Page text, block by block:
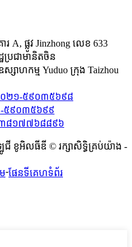
A, ផ្លូវ Jinzhong លេខ 633
រជាមានិតចិន
សាហកម្ម Yuduo ក្រុង Taizhou
០២១-៥៩០៣៥៦៩៨
-៥៩០៣៥៦៩៩
៣៨១៧៧៦៨៨៩៦
ខូអិលធីឌី © រក្សាសិទ្ធិគ្រប់យ៉ាង -
-ផែនទីគេហទំព័រ